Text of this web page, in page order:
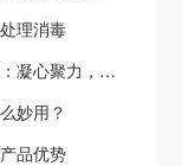
理消毒
广州飞歌环保科技有限公司：凝心聚力，共创绿色未来——员工团建活动精彩瞬间
妙用？
品优势